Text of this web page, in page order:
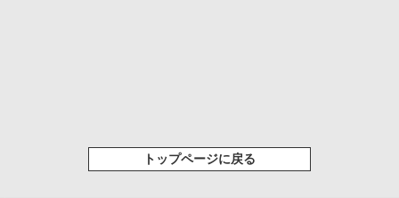
トップページに戻る